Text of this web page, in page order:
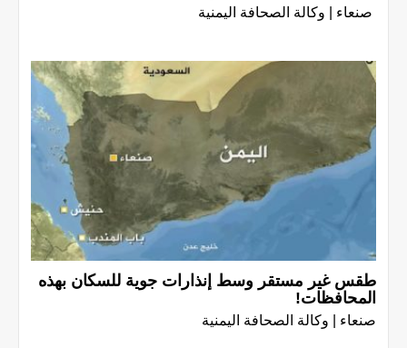
صنعاء | وكالة الصحافة اليمنية
طقس غير مستقر وسط إنذارات جوية للسكان بهذه
المحافظات!
صنعاء | وكالة الصحافة اليمنية